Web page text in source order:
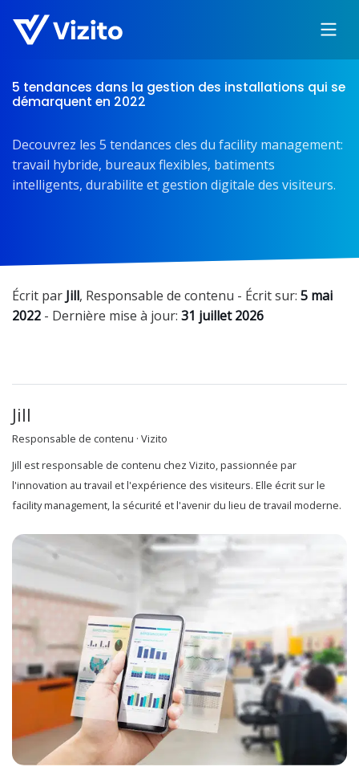
5 tendances dans la gestion des installations qui se
démarquent en 2022
Decouvrez les 5 tendances cles du facility management:
travail hybride, bureaux flexibles, batiments
intelligents, durabilite et gestion digitale des visiteurs.
Écrit par Jill, Responsable de contenu - Écrit sur: 5 mai
2022 - Dernière mise à jour: 31 juillet 2026
Jill
Responsable de contenu · Vizito
Jill est responsable de contenu chez Vizito, passionnée par
l'innovation au travail et l'expérience des visiteurs. Elle écrit sur le
facility management, la sécurité et l'avenir du lieu de travail moderne.